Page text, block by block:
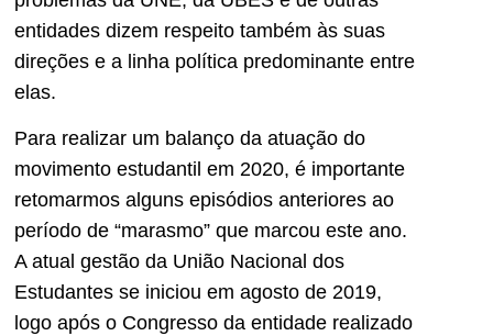
entidades dizem respeito também às suas
direções e a linha política predominante entre
elas.
Para realizar um balanço da atuação do
movimento estudantil em 2020, é importante
retomarmos alguns episódios anteriores ao
período de “marasmo” que marcou este ano.
A atual gestão da União Nacional dos
Estudantes se iniciou em agosto de 2019,
logo após o Congresso da entidade realizado